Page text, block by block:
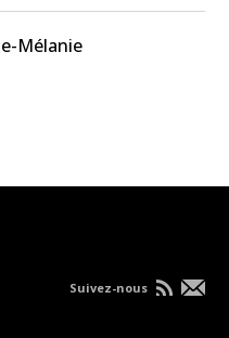
Mélanie
Suivez-nous